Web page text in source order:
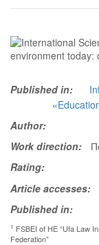
Published in:
Author:
Work direction:
Rating:
Article accesses:
Published in:
1 FSBEI of HE “Ufa Law
Federation”